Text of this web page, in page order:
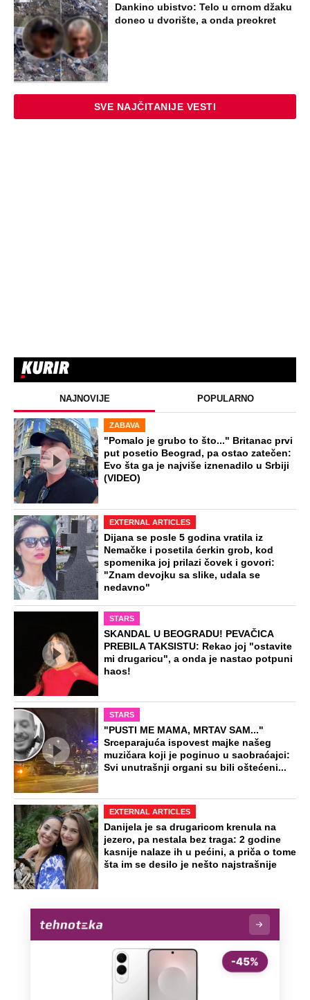
Dankino ubistvo: Telo u crnom džaku
doneo u dvorište, a onda preokret
SVE NAJČITANIJE VESTI
NAJNOVIJE POPULARNO
ZABAVA
"Pomalo je grubo to što..." Britanac prvi
put posetio Beograd, pa ostao zatečen:
Evo šta ga je najviše iznenadilo u Srbiji
(VIDEO)
EXTERNAL ARTICLES
Dijana se posle 5 godina vratila iz
Nemačke i posetila ćerkin grob, kod
spomenika joj prilazi čovek i govori:
"Znam devojku sa slike, udala se
nedavno"
STARS
SKANDAL U BEOGRADU! PEVAČICA
PREBILA TAKSISTU: Rekao joj "ostavite
mi drugaricu", a onda je nastao potpuni
haos!
STARS
"PUSTI ME MAMA, MRTAV SAM..."
Srceparajuća ispovest majke našeg
muzičara koji je poginuo u saobraćajci:
Svi unutrašnji organi su bili oštećeni...
EXTERNAL ARTICLES
Danijela je sa drugaricom krenula na
jezero, pa nestala bez traga: 2 godine
kasnije nalaze ih u pećini, a priča o tome
šta im se desilo je nešto najstrašnije